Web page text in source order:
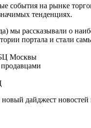
тенденциях.
портала и стали
Москвы